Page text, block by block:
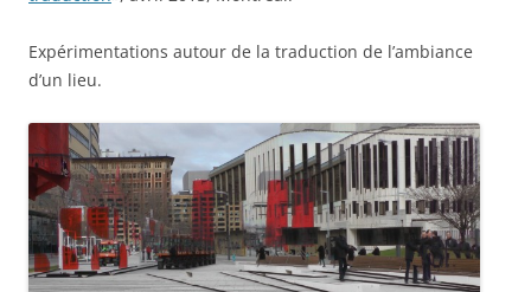
Expérimentations autour de la traduction de l’ambiance
d’un lieu.